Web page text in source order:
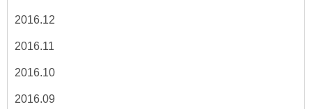
2016.12
2016.11
2016.10
2016.09